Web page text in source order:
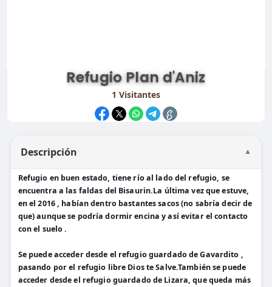
Refugio Plan d'Aniz
1 Visitantes
Descripción ▼
Refugio en buen estado, tiene río al lado del refugio, se
encuentra a las faldas del Bisaurin.La última vez que estuve,
en el 2016 , habían dentro bastantes sacos (no sabría decir de
que) aunque se podría dormir encina y así evitar el contacto
con el suelo .
Se puede acceder desde el refugio guardado de Gavardito ,
pasando por el refugio libre Dios te Salve.También se puede
acceder desde el refugio guardado de Lizara, que queda más